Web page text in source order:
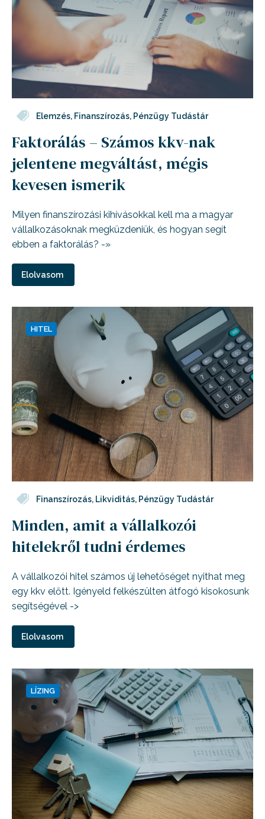
Elemzés, Finanszírozás, Pénzügy Tudástár
Faktorálás – Számos kkv-nak
jelentene megváltást, mégis
kevesen ismerik
Milyen finanszírozási kihívásokkal kell ma a magyar
vállalkozásoknak megküzdeniük, és hogyan segít
ebben a faktorálás? -»
Elolvasom
HITEL
Finanszírozás, Likviditás, Pénzügy Tudástár
Minden, amit a vállalkozói
hitelekről tudni érdemes
A vállalkozói hitel számos új lehetőséget nyithat meg
egy kkv előtt. Igényeld felkészülten átfogó kisokosunk
segítségével ->
Elolvasom
LÍZING